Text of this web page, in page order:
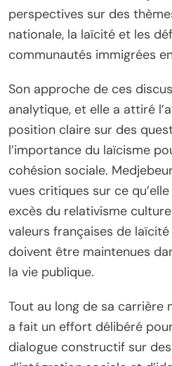
perspectives sur des
nationale, la laïcité et les
communautés immigrées
Son approche de ces
analytique, et elle a attiré
position claire sur des
l’importance du laïcisme
cohésion sociale.
vues critiques sur ce
excès du relativisme
valeurs françaises de
doivent être maintenues
la vie publique.
Tout au long de sa carrière
a fait un effort délibéré
dialogue constructif sur